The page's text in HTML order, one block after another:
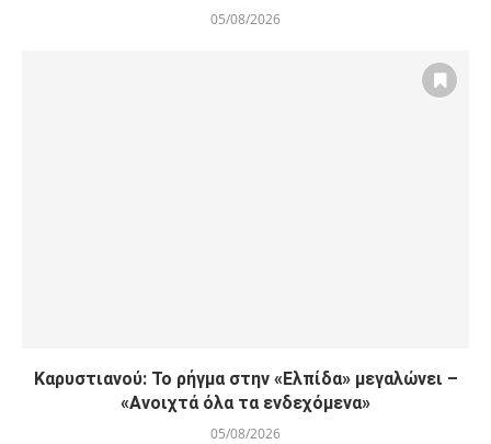
05/08/2026
Καρυστιανού: Το ρήγμα στην «Ελπίδα» μεγαλώνει –
«Ανοιχτά όλα τα ενδεχόμενα»
05/08/2026